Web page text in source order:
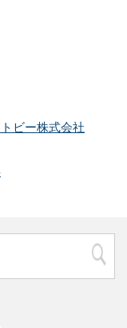
ビー株式会社